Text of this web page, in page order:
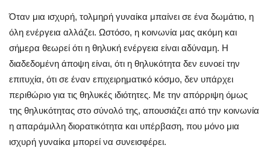
Όταν μια ισχυρή, τολμηρή γυναίκα μπαίνει σε ένα δωμάτιο, η
όλη ενέργεια αλλάζει. Ωστόσο, η κοινωνία μας ακόμη και
σήμερα θεωρεί ότι η θηλυκή ενέργεια είναι αδύναμη. Η
διαδεδομένη άποψη είναι, ότι η θηλυκότητα δεν ευνοεί την
επιτυχία, ότι σε έναν επιχειρηματικό κόσμο, δεν υπάρχει
περιθώριο για τις θηλυκές ιδιότητες. Με την απόρριψη όμως
της θηλυκότητας στο σύνολό της, απουσιάζει από την κοινωνία
η απαράμιλλη διορατικότητα και υπέρβαση, που μόνο μια
ισχυρή γυναίκα μπορεί να συνεισφέρει.